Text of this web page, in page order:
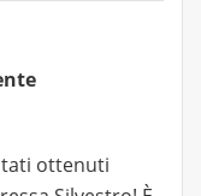
ottenuti